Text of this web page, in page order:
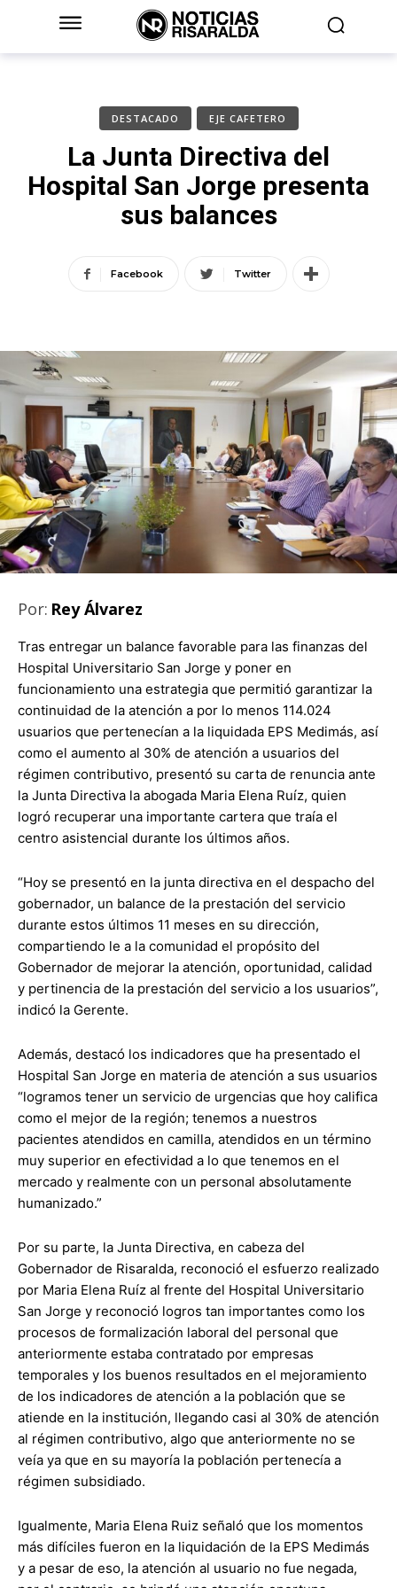
DESTACADO EJE CAFETERO
La Junta Directiva del
Hospital San Jorge presenta
sus balances
Facebook Twitter
Por: Rey Álvarez
Tras entregar un balance favorable para las finanzas del
Hospital Universitario San Jorge y poner en
funcionamiento una estrategia que permitió garantizar la
continuidad de la atención a por lo menos 114.024
usuarios que pertenecían a la liquidada EPS Medimás, así
como el aumento al 30% de atención a usuarios del
régimen contributivo, presentó su carta de renuncia ante
la Junta Directiva la abogada Maria Elena Ruíz, quien
logró recuperar una importante cartera que traía el
centro asistencial durante los últimos años.
“Hoy se presentó en la junta directiva en el despacho del
gobernador, un balance de la prestación del servicio
durante estos últimos 11 meses en su dirección,
compartiendo le a la comunidad el propósito del
Gobernador de mejorar la atención, oportunidad, calidad
y pertinencia de la prestación del servicio a los usuarios”,
indicó la Gerente.
Además, destacó los indicadores que ha presentado el
Hospital San Jorge en materia de atención a sus usuarios
“logramos tener un servicio de urgencias que hoy califica
como el mejor de la región; tenemos a nuestros
pacientes atendidos en camilla, atendidos en un término
muy superior en efectividad a lo que tenemos en el
mercado y realmente con un personal absolutamente
humanizado.”
Por su parte, la Junta Directiva, en cabeza del
Gobernador de Risaralda, reconoció el esfuerzo realizado
por Maria Elena Ruíz al frente del Hospital Universitario
San Jorge y reconoció logros tan importantes como los
procesos de formalización laboral del personal que
anteriormente estaba contratado por empresas
temporales y los buenos resultados en el mejoramiento
de los indicadores de atención a la población que se
atiende en la institución, llegando casi al 30% de atención
al régimen contributivo, algo que anteriormente no se
veía ya que en su mayoría la población pertenecía a
régimen subsidiado.
Igualmente, Maria Elena Ruiz señaló que los momentos
más difíciles fueron en la liquidación de la EPS Medimás
y a pesar de eso, la atención al usuario no fue negada,